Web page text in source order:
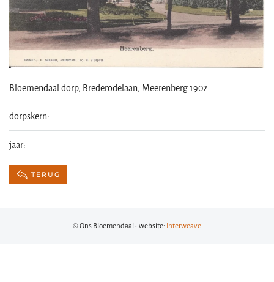
Bloemendaal dorp, Brederodelaan, Meerenberg 1902
dorpskern:
jaar:
TERUG
© Ons Bloemendaal - website: Interweave